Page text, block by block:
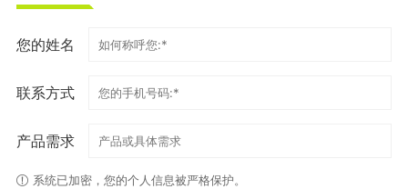
您的姓名
联系方式
产品需求
系统已加密，您的个人信息被严格保护。